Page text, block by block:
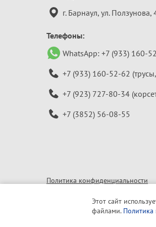
информация
г. Барнаул, ул. Ползунова,
Телефоны:
WhatsApp: +7 (933) 160-
+7 (933) 160-52-62
+7 (923) 727-80-34
+7 (3852) 56-08-55
Политика конфиденциальности
Этот сайт
файлами.